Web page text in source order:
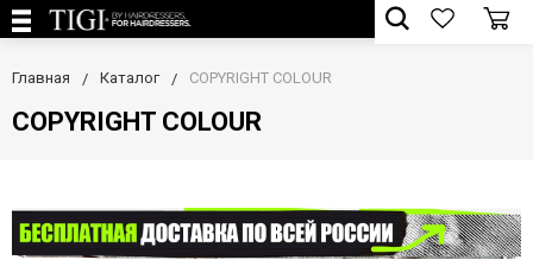
Главная Каталог COPYRIGHT COLOUR
COPYRIGHT COLOUR